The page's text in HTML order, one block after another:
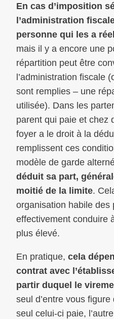
En cas d’imposition
l’administration
personne qui les a
mais il y a encore une
répartition peut être
l’administration fiscale
sont remplies – une
utilisée). Dans les
parent qui paie et chez
foyer a le droit à la
remplissent ces
modèle de garde
déduit sa part,
moitié de la limite.
organisation habile des
effectivement conduire
plus élevé.
En pratique, cela
contrat avec
partir duquel le
seul d’entre vous
seul celui-ci paie,